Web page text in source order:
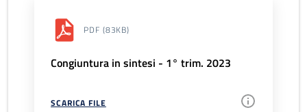
PDF (83KB)
Congiuntura in sintesi - 1° trim. 2023
SCARICA FILE